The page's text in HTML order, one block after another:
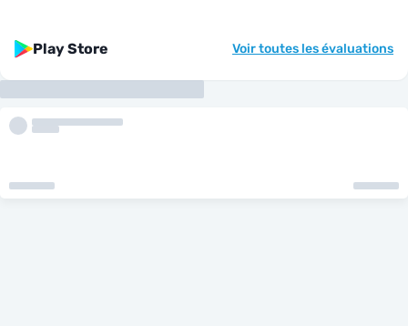
Play Store Voir toutes les évaluations